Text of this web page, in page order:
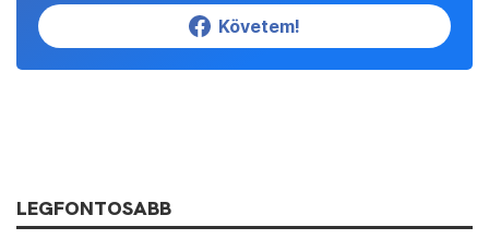
Követem!
LEGFONTOSABB